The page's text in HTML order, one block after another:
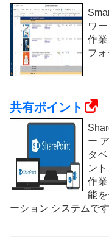
ワ
作
フォ
共有ポイント
ー
タ
ン
作
能
ーション システムです